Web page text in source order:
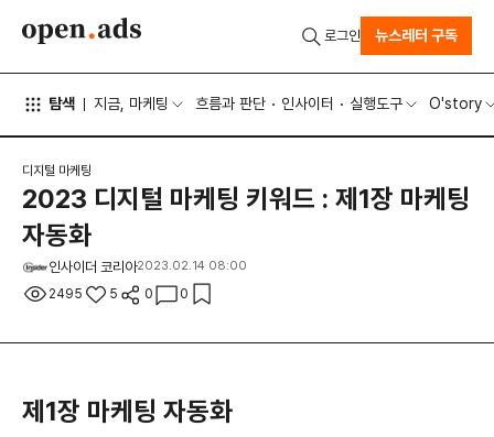
탐색 지금, 마케팅 흐름과 판단 인사이터 실행도구 O'story
로그인 뉴스레터 구독
디지털 마케팅
2023 디지털 마케팅 키워드 : 제1장 마케팅
자동화
인사이더 코리아2023.02.14 08:00
2495 5 0 0
제1장 마케팅 자동화